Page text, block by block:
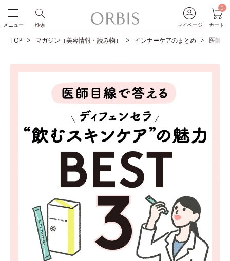
マイページ
0
カート
検索
メニュー
TOP マガジン（美容情報・読み物） インナーケアのまとめ 医師目